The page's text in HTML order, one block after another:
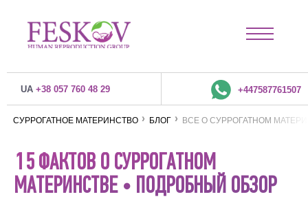
UA +38 057 760 48 29 +447587761507
СУРРОГАТНОЕ МАТЕРИНСТВО БЛОГ ВСЕ О СУРРОГАТНОМ
15 ФАКТОВ О СУРРОГАТНОМ
МАТЕРИНСТВЕ • ПОДРОБНЫЙ ОБЗОР